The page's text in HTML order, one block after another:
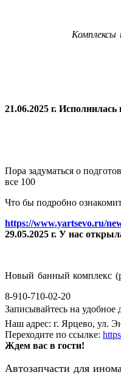
Комплексы
21.06.2025 г.
Пора задуматься о
все 100
Что бы подробно
https://www.yartsevo.ru/
29.05.2025 г. У нас
Новый банный комплекс
8-910-710-02-20
Записывайтесь на удобное
Наш адрес: г. Ярцево, ул.
Переходите по ссылке:
Ждем вас в гости!
Автозапчасти для